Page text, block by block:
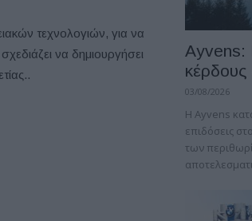
τεχνολογιών, για να
να δημιουργήσει
Ayvens:
κέρδους
03/08/2026
Η Ayvens
επιδόσεις
των